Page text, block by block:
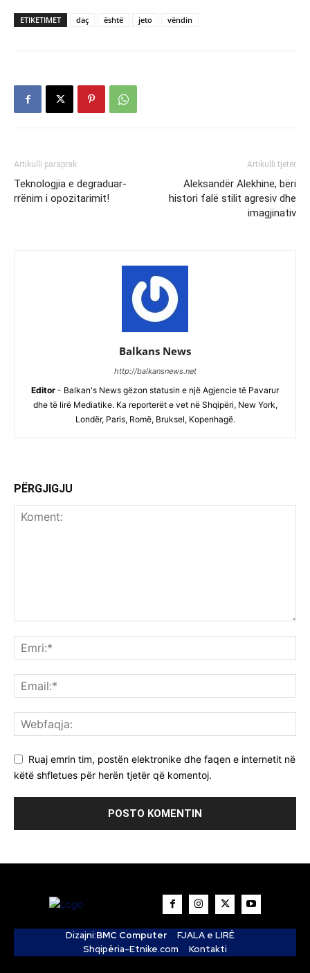
ETIKETIMET daç është jeto vëndin
Artikulli paraprak
Teknologjia e degraduar-
rrënim i opozitarimit!
Artikulli tjetër
Aleksandër Alekhine, bëri
histori falë stilit agresiv dhe
imagjinativ
Balkans News
http://balkansnews.net
Editor - Balkan's News gëzon statusin e një Agjencie të Pavarur
dhe të lirë Mediatike. Ka reporterët e vet në Shqipëri, New York,
Londër, Paris, Romë, Bruksel, Kopenhagë.
PËRGJIGJU
Ruaj emrin tim, postën elektronike dhe faqen e internetit në
këtë shfletues për herën tjetër që komentoj.
Dizajni:BMC Computer
FJALA e LIRË
Shqipëria-Etnike.com
Kontakti